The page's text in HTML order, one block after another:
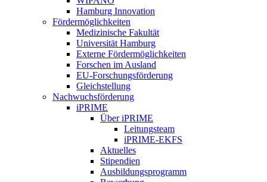
Hamburg Innovation
Fördermöglichkeiten
Medizinische Fakultät
Universität Hamburg
Externe Fördermöglichkeiten
Forschen im Ausland
EU-Forschungsförderung
Gleichstellung
Nachwuchsförderung
iPRIME
Über iPRIME
Leitungsteam
iPRIME-EKFS
Aktuelles
Stipendien
Ausbildungsprogramm